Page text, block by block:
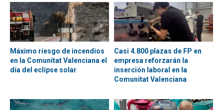
Máximo riesgo de incendios
en la Comunitat Valenciana el
día del eclipse solar
Casi 4.800 plazas de FP en
empresa reforzarán la
inserción laboral en la
Comunitat Valenciana